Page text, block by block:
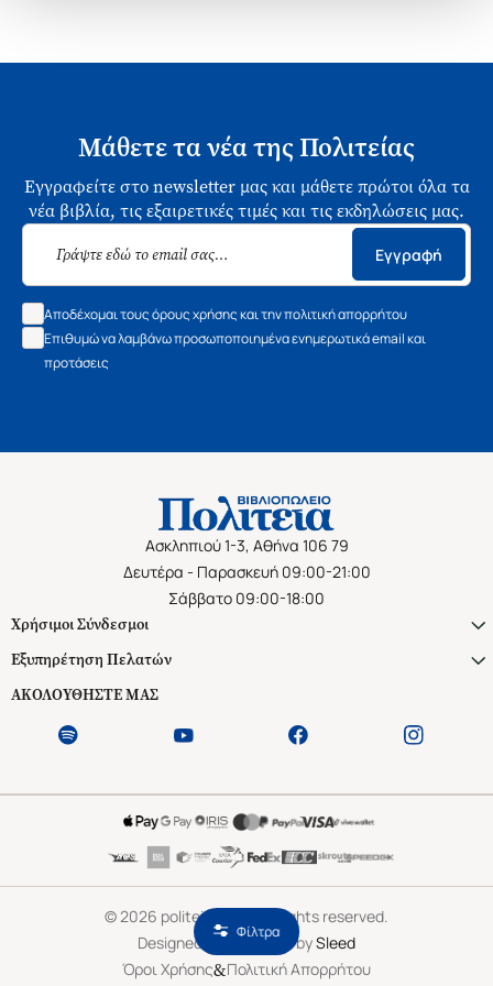
Φίλτρα
Μάθετε τα νέα της Πολιτείας
Εγγραφείτε στο newsletter μας και μάθετε πρώτοι όλα τα
νέα βιβλία, τις εξαιρετικές τιμές και τις εκδηλώσεις μας.
Εγγραφή
Αποδέχομαι τους όρους χρήσης και την πολιτική απορρήτου
Επιθυμώ να λαμβάνω προσωποποιημένα ενημερωτικά email και
προτάσεις
Ασκληπιού 1-3, Αθήνα 106 79
Δευτέρα - Παρασκευή 09:00-21:00
Σάββατο 09:00-18:00
Χρήσιμοι Σύνδεσμοι
Εξυπηρέτηση Πελατών
ΑΚΟΛΟΥΘΗΣΤΕ ΜΑΣ
©2026 politeianet.gr All rights reserved.
Designed & Developed bySleed
Όροι Χρήσης&Πολιτική Απορρήτου